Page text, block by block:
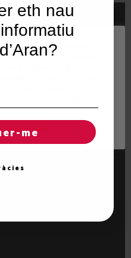
web per a donar a
i optimitzada,
l'ús de TOTES les
"Configuració de
totes
eth nau
me